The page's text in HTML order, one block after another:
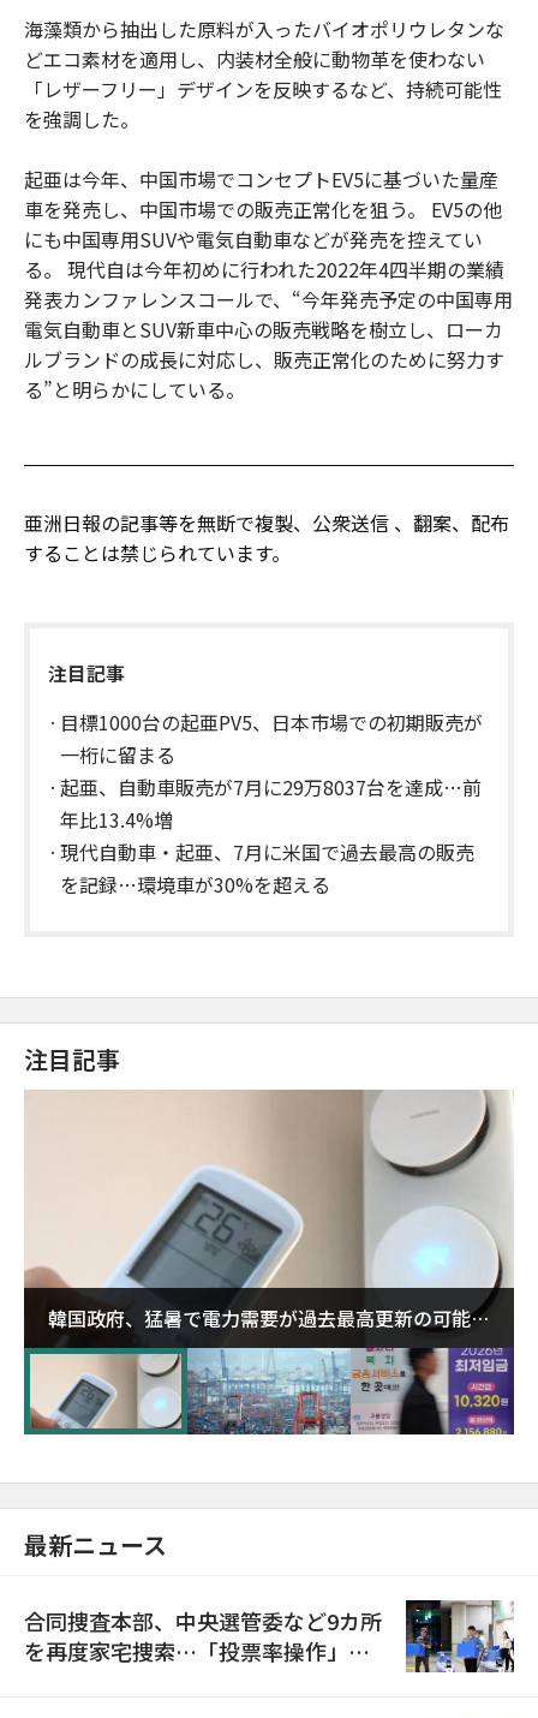
海藻類から抽出した原料が入ったバイオポリウレタンな
どエコ素材を適用し、内装材全般に動物革を使わない
「レザーフリー」デザインを反映するなど、持続可能性
を強調した。
起亜は今年、中国市場でコンセプトEV5に基づいた量産
車を発売し、中国市場での販売正常化を狙う。 EV5の他
にも中国専用SUVや電気自動車などが発売を控えてい
る。 現代自は今年初めに行われた2022年4四半期の業績
発表カンファレンスコールで、“今年発売予定の中国専用
電気自動車とSUV新車中心の販売戦略を樹立し、ローカ
ルブランドの成長に対応し、販売正常化のために努力す
る”と明らかにしている。
亜洲日報の記事等を無断で複製、公衆送信 、翻案、配布
することは禁じられています。
注目記事
目標1000台の起亜PV5、日本市場での初期販売が
一桁に留まる
起亜、自動車販売が7月に29万8037台を達成…前
年比13.4%増
現代自動車・起亜、7月に米国で過去最高の販売
を記録…環境車が30%を超える
注目記事
韓国政府、猛暑で電力需要が過去最高更新の可能性
に需給対応体制を点検
最新ニュース
合同捜査本部、中央選管委など9カ所
を再度家宅捜索…「投票率操作」の